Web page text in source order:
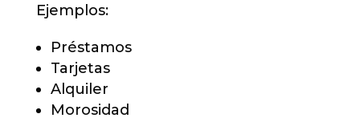
Ejemplos:
Préstamos
Tarjetas
Alquiler
Morosidad